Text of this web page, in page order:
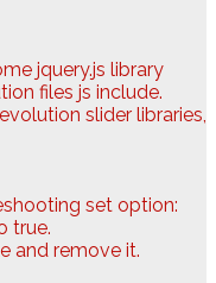
jquery.js library
files js include.
slider libraries,
set option:
true.
and remove it.